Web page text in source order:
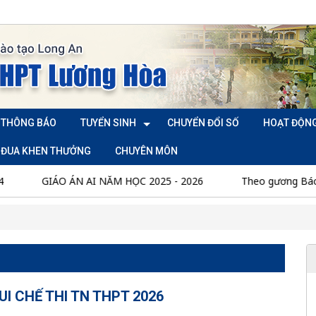
THÔNG BÁO TUYỂN SINH CHUYỂN ĐỔI SỐ HOẠT
KHEN THƯỞNG CHUYÊN MÔN
ÁN AI NĂM HỌC 2025 - 2026 Theo gương Bác
CHẾ THI TN THPT 2026